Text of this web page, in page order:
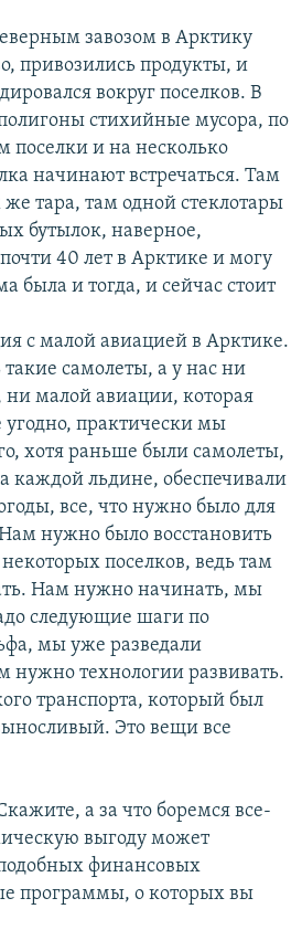
завозом в Арктику
привозились продукты, и
вокруг поселков. В
стихийные мусора, по
поселки и на несколько
начинают встречаться. Там
тара, там одной стеклотары
бутылок, наверное,
40 лет в Арктике и могу
была и тогда, и сейчас стоит
с малой авиацией в Арктике.
самолеты, а у нас ни
ни малой авиации, которая
угодно, практически мы
хотя раньше были самолеты,
каждой льдине, обеспечивали
все, что нужно было для
нужно было восстановить
поселков, ведь там
Нам нужно начинать, мы
следующие шаги по
мы уже разведали
нужно технологии развивать.
транспорта, который был
Это вещи все
а за что боремся все-
выгоду может
финансовых
программы, о которых вы